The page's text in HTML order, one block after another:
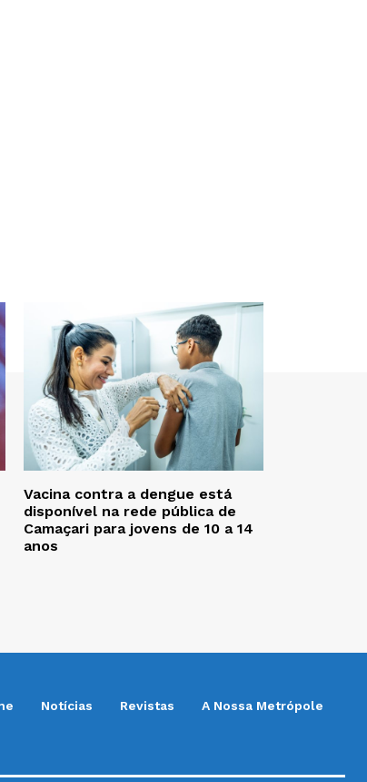
Vacina contra a dengue está
disponível na rede pública de
Camaçari para jovens de 10 a 14
anos
Notícias Revistas A Nossa Metrópole